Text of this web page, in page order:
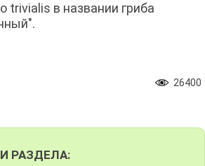
trivialis в названии гриба
26400
РАЗДЕЛА: